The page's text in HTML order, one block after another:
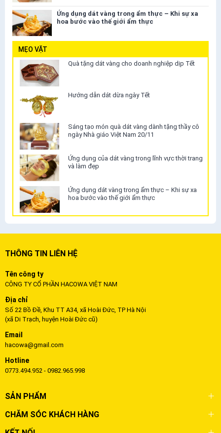
Ứng dụng dát vàng trong ẩm thực – Khi sự xa
hoa bước vào thế giới ẩm thực
MẸO VẶT
Quà tặng dát vàng cho doanh nghiệp dịp Tết
Hướng dẫn dát dừa ngày Tết
Sáng tạo món quà dát vàng dành tặng thầy cô
ngày Nhà giáo Việt Nam 20/11
Ứng dụng của dát vàng trong lĩnh vực thời trang
và làm đẹp
Ứng dụng dát vàng trong ẩm thực – Khi sự xa
hoa bước vào thế giới ẩm thực
THÔNG TIN LIÊN HỆ
Tên công ty
CÔNG TY CỔ PHẦN HACOWA VIỆT NAM
Địa chỉ
Số 22 Bồ Đề, Khu TT A34, xã Hoài Đức, TP Hà Nội
(xã Di Trạch, huyện Hoài Đức cũ)
Email
hacowa@gmail.com
Hotline
0773.494.952 - 0982.965.998
SẢN PHẨM
CHĂM SÓC KHÁCH HÀNG